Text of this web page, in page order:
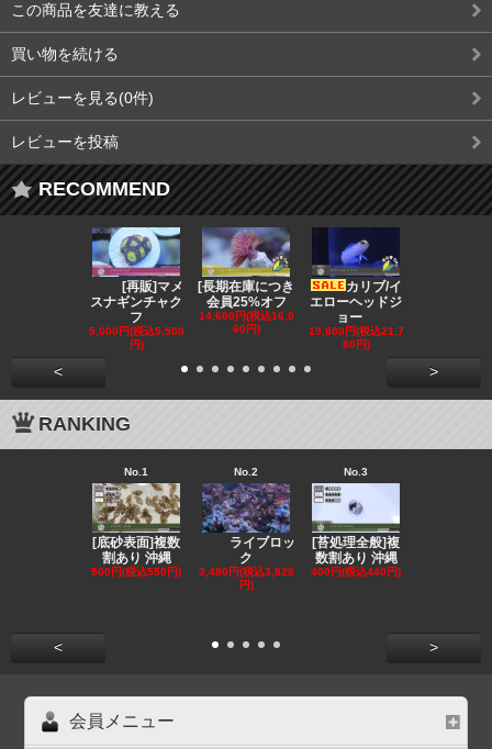
この商品を友達に教える
買い物を続ける
レビューを見る(0件)
レビューを投稿
RECOMMEND
[再販]マメ
スナギンチャク
フ
5,000円(税込5,500
円)
[長期在庫につき
会員25%オフ
14,600円(税込16,0
60円)
カリブ/イ
エローヘッドジ
ョー
19,800円(税込21,7
80円)
< >
RANKING
No.1
[底砂表面]複数
割あり 沖縄
500円(税込550円)
No.2
ライブロッ
ク
3,480円(税込3,828
円)
No.3
[苔処理全般]複
数割あり 沖縄
400円(税込440円)
< >
会員メニュー